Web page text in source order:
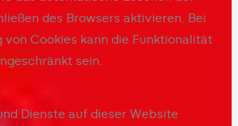
des Browsers aktivieren. Bei
von Cookies kann die Funktionalität
sein.
Dienste auf dieser Website